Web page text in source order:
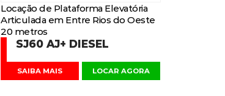
Locação de Plataforma Elevatória
Articulada em Entre Rios do Oeste
20 metros
SJ60 AJ+ DIESEL
SAIBA MAIS LOCAR AGORA